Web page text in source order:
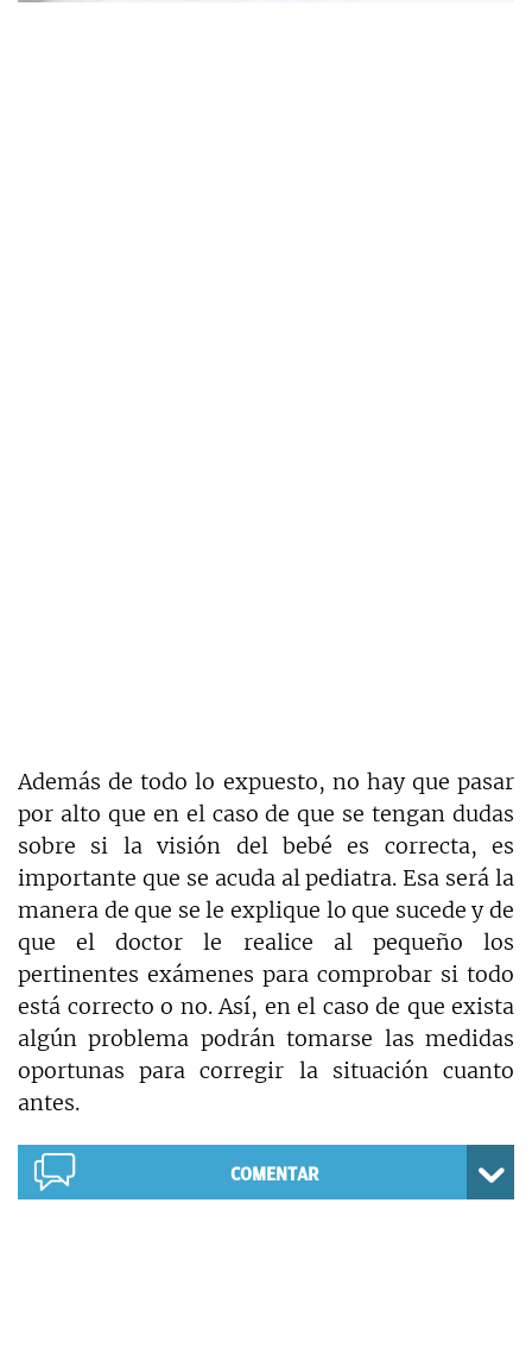
Además de todo lo expuesto, no hay que pasar
por alto que en el caso de que se tengan dudas
sobre si la visión del bebé es correcta, es
importante que se acuda al pediatra. Esa será la
manera de que se le explique lo que sucede y de
que el doctor le realice al pequeño los
pertinentes exámenes para comprobar si todo
está correcto o no. Así, en el caso de que exista
algún problema podrán tomarse las medidas
oportunas para corregir la situación cuanto
antes.
COMENTAR